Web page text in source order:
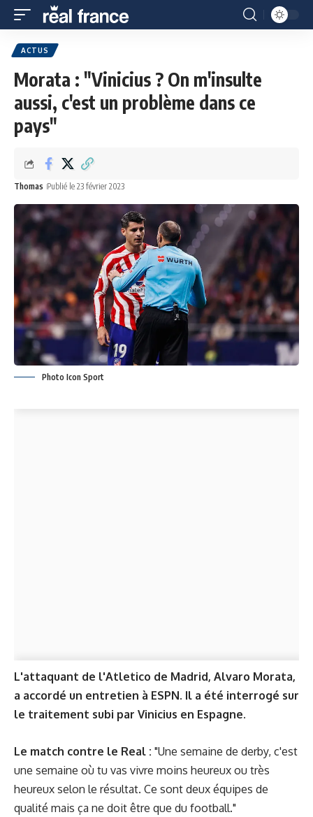
ACTUS
Morata : "Vinicius ? On m'insulte
aussi, c'est un problème dans ce
pays"
Thomas Publié le 23 février 2023
Photo Icon Sport
L'attaquant de l'Atletico de Madrid, Alvaro Morata,
a accordé un entretien à ESPN. Il a été interrogé sur
le traitement subi par Vinicius en Espagne.
Le match contre le Real : "Une semaine de derby, c'est
une semaine où tu vas vivre moins heureux ou très
heureux selon le résultat. Ce sont deux équipes de
qualité mais ça ne doit être que du football."